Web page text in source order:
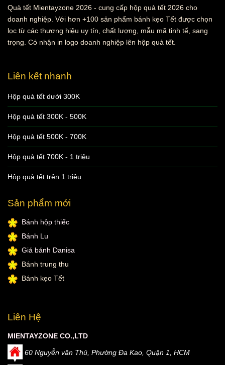
Quà tết Mientayzone 2026 - cung cấp hộp quà tết 2026 cho
doanh nghiệp. Với hơn +100 sản phẩm bánh kẹo Tết được chọn
lọc từ các thương hiệu uy tín, chất lượng, mẫu mã tinh tế, sang
trọng. Có nhận in logo doanh nghiệp lên hộp quà tết.
Liên kết nhanh
Hộp quà tết dưới 300K
Hộp quà tết 300K - 500K
Hộp quà tết 500K - 700K
Hộp quà tết 700K - 1 triệu
Hộp quà tết trên 1 triệu
Sản phẩm mới
Bánh hộp thiếc
Bánh Lu
Giá bánh Danisa
Bánh trung thu
Bánh kẹo Tết
Liên Hệ
MIENTAYZONE CO.,LTD
60 Nguyễn văn Thủ, Phường Đa Kao, Quận 1, HCM